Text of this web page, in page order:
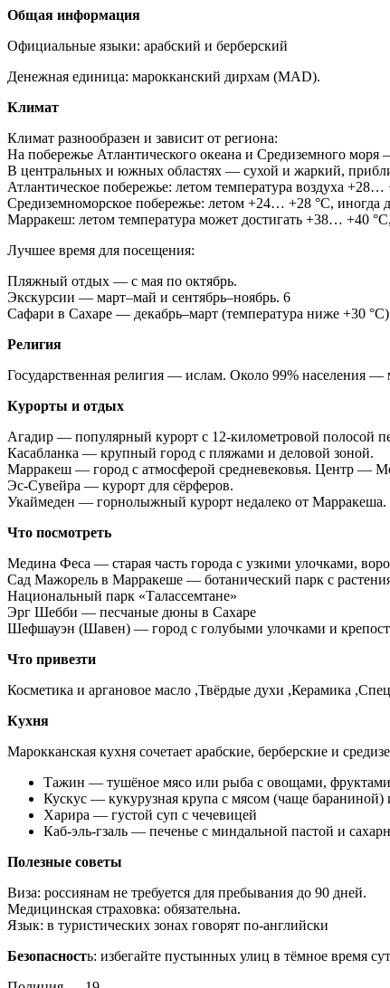
Общая информация
Официальные языки: арабский и берберский
Денежная единица: марокканский дирхам (MAD).
Климат
Климат разнообразен и зависит от региона:
На побережье Атлантического океана и Средиземного
В центральных и южных областях — сухой и жаркий,
Атлантическое побережье: летом температура воздуха
Средиземноморское побережье: летом +24… +28 °C,
Марракеш: летом температура может достигать +38… +40
Лучшее время для посещения:
Пляжный отдых — с мая по октябрь.
Экскурсии — март–май и сентябрь–ноябрь. 6
Сафари в Сахаре — декабрь–март (температура ниже +30
Религия
Государственная религия — ислам. Около 99% населения —
Курорты и отдых
Агадир — популярный курорт с 12-километровой полосой
Касабланка — крупный город с пляжами и деловой зоной.
Марракеш — город с атмосферой средневековья. Центр —
Эс-Сувейра — курорт для сёрферов.
Укаймеден — горнолыжный курорт недалеко от Марракеша.
Что посмотреть
Медина Феса — старая часть города с узкими улочками,
Сад Мажорель в Марракеше — ботанический парк с
Национальный парк «Талассемтане»
Эрг Шебби — песчаные дюны в Сахаре
Шефшауэн (Шавен) — город с голубыми улочками и
Что привезти
Косметика и аргановое масло ,Твёрдые духи ,Керамика
Кухня
Марокканская кухня сочетает арабские, берберские и
Тажин — тушёное мясо или рыба с овощами,
Кускус — кукурузная крупа с мясом (чаще
Харира — густой суп с чечевицей
Каб-эль-гзаль — печенье с миндальной пастой и
Полезные советы
Виза: россиянам не требуется для пребывания до 90 дней.
Медицинская страховка: обязательна.
Язык: в туристических зонах говорят по-английски
Безопасность: избегайте пустынных улиц в тёмное время